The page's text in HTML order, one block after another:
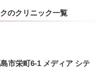
のクリニック一覧
市栄町6-1 メディア シテ